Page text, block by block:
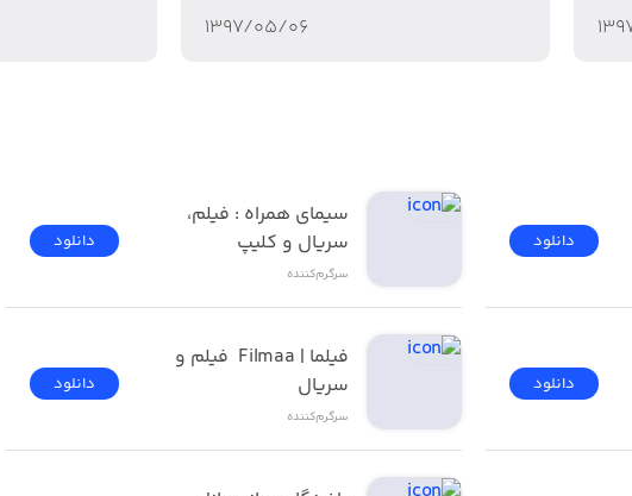
۲۵ ۱۳۹۷/۰۵/۰۶
دانلود
دانلود
سریال و کلیپ
سرگرم‌کننده
دانلود
سریال
سرگرم‌کننده
دانلود